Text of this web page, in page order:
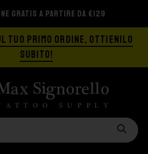
GRATIS A PARTIRE DA €129
TUO PRIMO ORDINE, OTTIENILO
SUBITO!